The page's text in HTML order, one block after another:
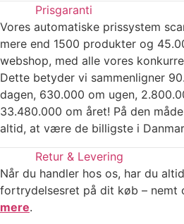
Prisgaranti
Vores automatiske prissystem
mere end 1500 produkter og
webshop, med alle vores
Dette betyder vi sammenligner
dagen, 630.000 om ugen,
33.480.000 om året! På den
altid, at være de billigste i
Retur & Levering
Når du handler hos os, har du
fortrydelsesret på dit køb – nemt
mere.